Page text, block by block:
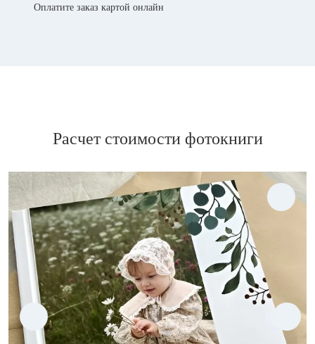
Оплатите заказ картой онлайн
Расчет стоимости фотокниги